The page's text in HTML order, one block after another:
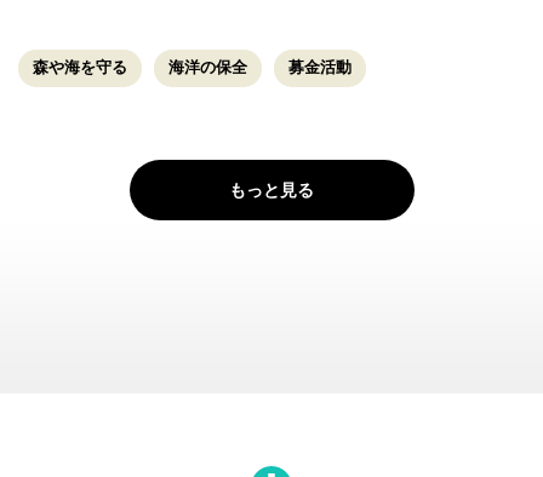
森や海を守る 海洋の保全 募金活動
もっと見る